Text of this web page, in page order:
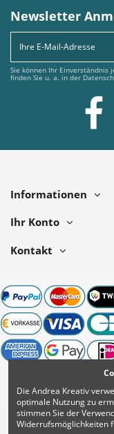
Newsletter
Sie können Ihr
finden Sie u. a. in der
Informationen
Ihr Konto
Kontakt
Die Andrea Kreativ
optimale Nutzung zu
stimmen Sie der
Widerrufsmöglichkeiten